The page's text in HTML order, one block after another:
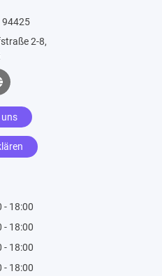
94425
2-8,
- 18:00
- 18:00
- 18:00
- 18:00